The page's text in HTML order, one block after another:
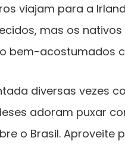
viajam para a
mas os
bem-acostumados
diversas vezes
adoram puxar
o Brasil. Aproveite